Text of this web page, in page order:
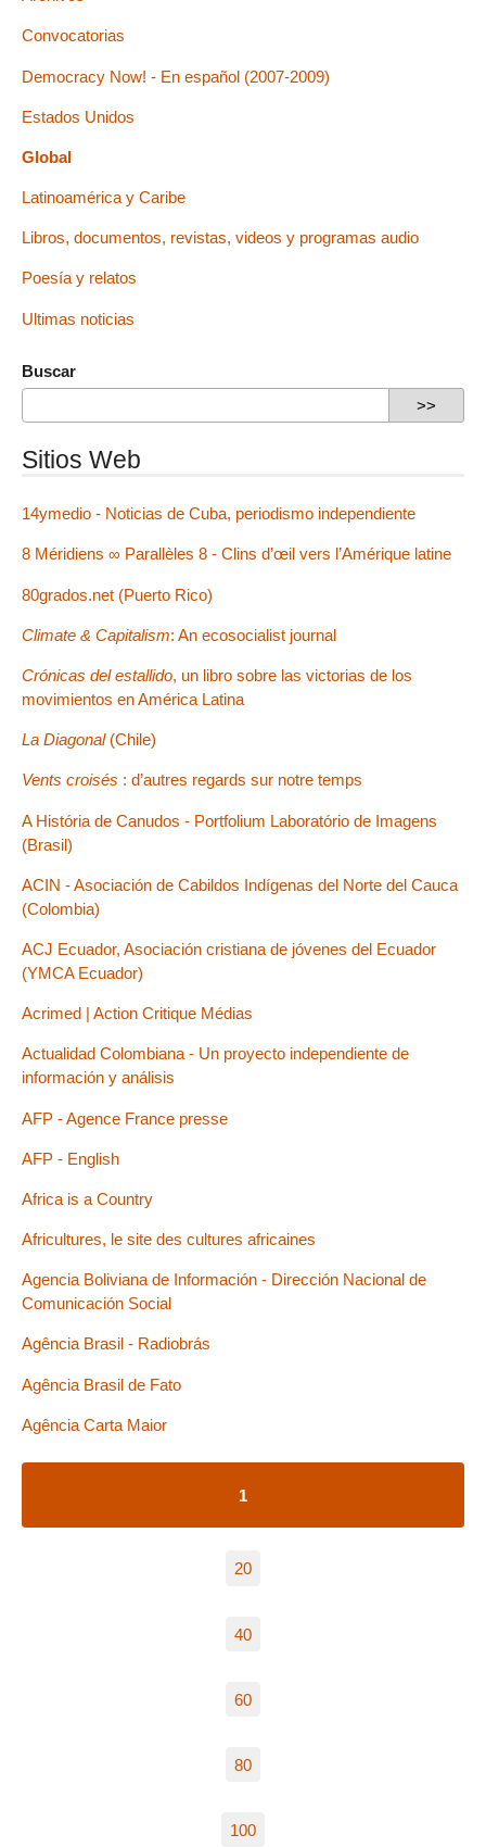
Convocatorias
Democracy Now! - En español (2007-2009)
Estados Unidos
Global
Latinoamérica y Caribe
Libros, documentos, revistas, videos y programas audio
Poesía y relatos
Ultimas noticias
Buscar
Sitios Web
14ymedio - Noticias de Cuba, periodismo independiente
8 Méridiens ∞ Parallèles 8 - Clins d’œil vers l’Amérique latine
80grados.net (Puerto Rico)
Climate & Capitalism: An ecosocialist journal
Crónicas del estallido, un libro sobre las victorias de los
movimientos en América Latina
La Diagonal(Chile)
Vents croisés : d’autres regards sur notre temps
A História de Canudos - Portfolium Laboratório de Imagens
(Brasil)
ACIN - Asociación de Cabildos Indígenas del Norte del Cauca
(Colombia)
ACJ Ecuador, Asociación cristiana de jóvenes del Ecuador
(YMCA Ecuador)
Acrimed | Action Critique Médias
Actualidad Colombiana - Un proyecto independiente de
información y análisis
AFP - Agence France presse
AFP - English
Africa is a Country
Africultures, le site des cultures africaines
Agencia Boliviana de Información - Dirección Nacional de
Comunicación Social
Agência Brasil - Radiobrás
Agência Brasil de Fato
Agência Carta Maior
1
20
40
60
80
100